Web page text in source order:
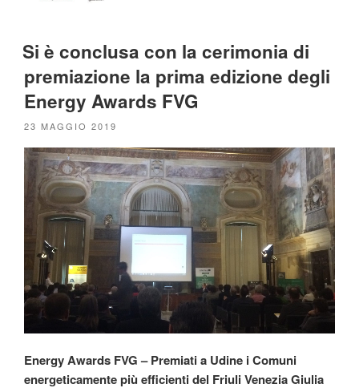
Si è conclusa con la cerimonia di
premiazione la prima edizione degli
Energy Awards FVG
PUBBLICATO
23 MAGGIO 2019
Energy Awards FVG – Premiati a Udine i Comuni
energeticamente più efficienti del Friuli Venezia Giulia